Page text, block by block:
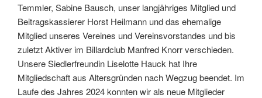
Temmler, Sabine Bausch, unser langjähriges Mitglied und
Beitragskassierer Horst Heilmann und das ehemalige
Mitglied unseres Vereines und Vereinsvorstandes und bis
zuletzt Aktiver im Billardclub Manfred Knorr verschieden.
Unsere Siedlerfreundin Liselotte Hauck hat Ihre
Mitgliedschaft aus Altersgründen nach Wegzug beendet. Im
Laufe des Jahres 2024 konnten wir als neue Mitglieder